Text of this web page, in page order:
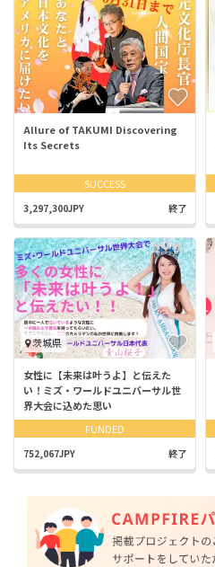
Allure of TAKUMI Discovering
Its Secrets
SUCCESS
3,297,300JPY 終了
茨城県
女性に【未来は叶うよ】と伝えた
い！ミズ・ワールドユニバーサル世
界大会に込めた思い
FUNDED
752,067JPY 終了